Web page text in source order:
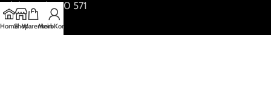
Tel. (05173) 690 571
Online Shop
HomeShopWarenkorb
Mein Konto